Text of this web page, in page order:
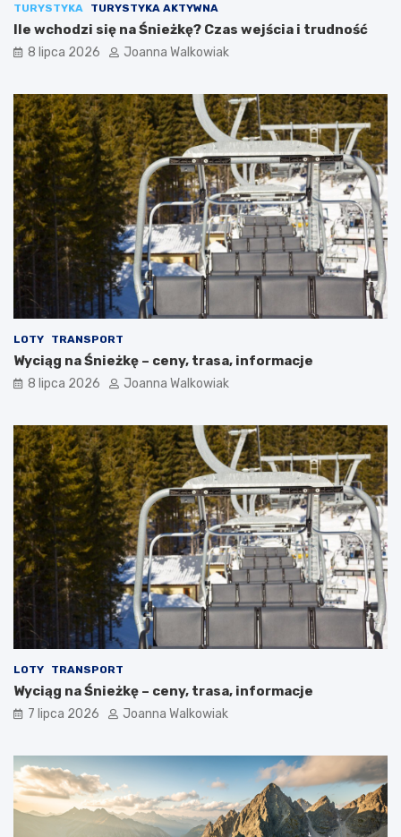
TURYSTYKA TURYSTYKA AKTYWNA
Ile wchodzi się na Śnieżkę? Czas wejścia i trudność
8 lipca 2026 Joanna Walkowiak
LOTY TRANSPORT
Wyciąg na Śnieżkę – ceny, trasa, informacje
8 lipca 2026 Joanna Walkowiak
LOTY TRANSPORT
Wyciąg na Śnieżkę – ceny, trasa, informacje
7 lipca 2026 Joanna Walkowiak